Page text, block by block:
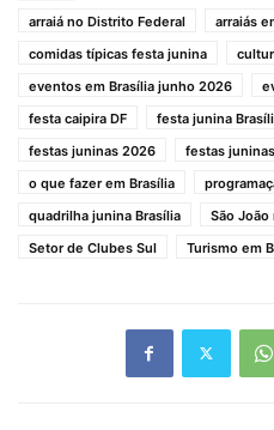
arraiá no Distrito Federal
arraiás
comidas típicas festa junina
eventos em Brasília junho 2026
festa caipira DF
festa junina
festas juninas 2026
festas
o que fazer em Brasília
quadrilha junina Brasília
São
Setor de Clubes Sul
Turismo em